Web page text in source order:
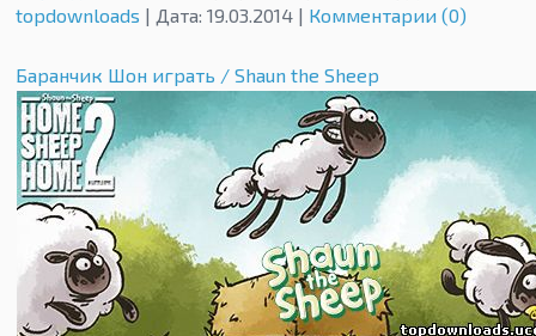
topdownloads | Дата: 19.03.2014 | Комментарии (0)
Баранчик Шон играть / Shaun the Sheep